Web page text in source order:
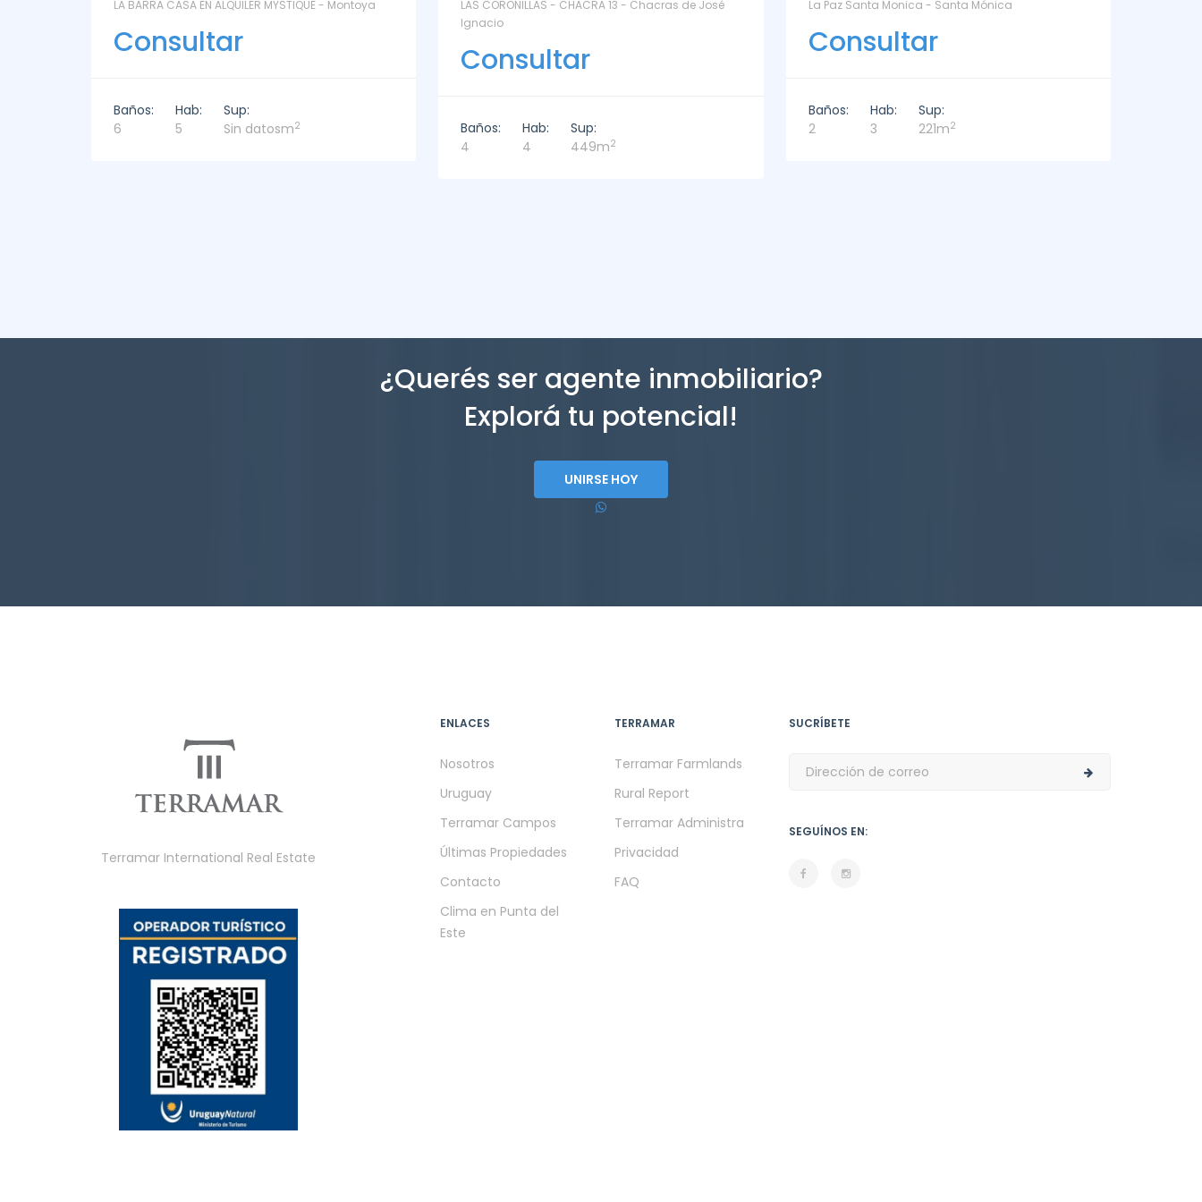
LAS CORONILLAS - CHACRA 13 - Chacras de José
Consultar
Baños:
Hab:
Sup:
La Paz Santa Monica - Santa Mónica
Consultar
DEPARTAMENTO EN ALQUILER - DELAMAR 209 - La
Consultar
Baños:
Hab:
¿Querés ser agente inmobiliario?
Explorá tu potencial!
UNIRSE HOY
Terramar International Real Estate
ENLACES
Nosotros
Uruguay
Terramar Campos
Últimas Propiedades
Contacto
Clima en Punta del
Este
TERRAMAR
Terramar Farmlands
Rural Report
Terramar Administra
Privacidad
FAQ
SUCRÍBETE
SEGUÍNOS EN: